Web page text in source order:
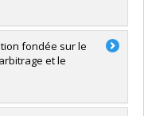
fondée sur le
et le